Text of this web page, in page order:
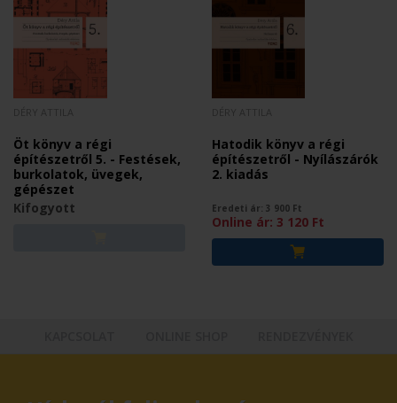
Öt könyv a régi
építészetről 5. - Festések,
burkolatok, üvegek,
gépészet
Kifogyott
Hatodik könyv a régi
építészetről - Nyílászárók
2. kiadás
Eredeti ár: 3 900 Ft
Online ár: 3 120 Ft